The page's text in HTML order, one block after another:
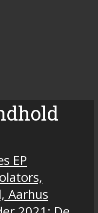
EP
Aarhus